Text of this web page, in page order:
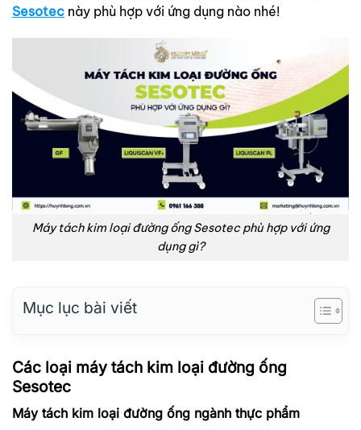
Sesotec này phù hợp với ứng dụng nào nhé!
Máy tách kim loại đường ống Sesotec phù hợp với ứng
dụng gì?
Mục lục bài viết
Các loại máy tách kim loại đường ống
Sesotec
Máy tách kim loại đường ống ngành thực phẩm